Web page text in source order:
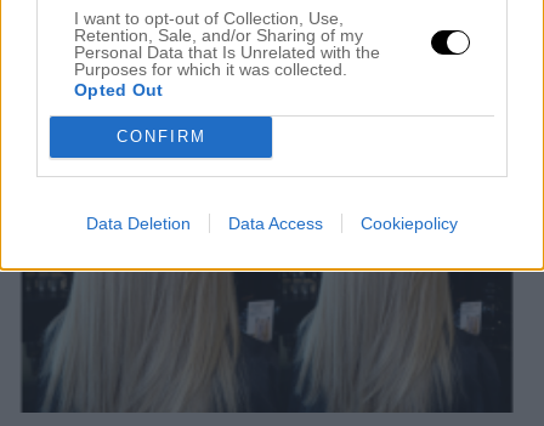
I want to opt-out of Collection, Use,
Retention, Sale, and/or Sharing of my
Personal Data that Is Unrelated with the
Purposes for which it was collected.
Opted Out
CONFIRM
Data Deletion Data Access Cookiepolicy
puffigt. Vad skulle jag kunna göra för att få det mer
välvårdat&plattare/stylat? Och för det […]